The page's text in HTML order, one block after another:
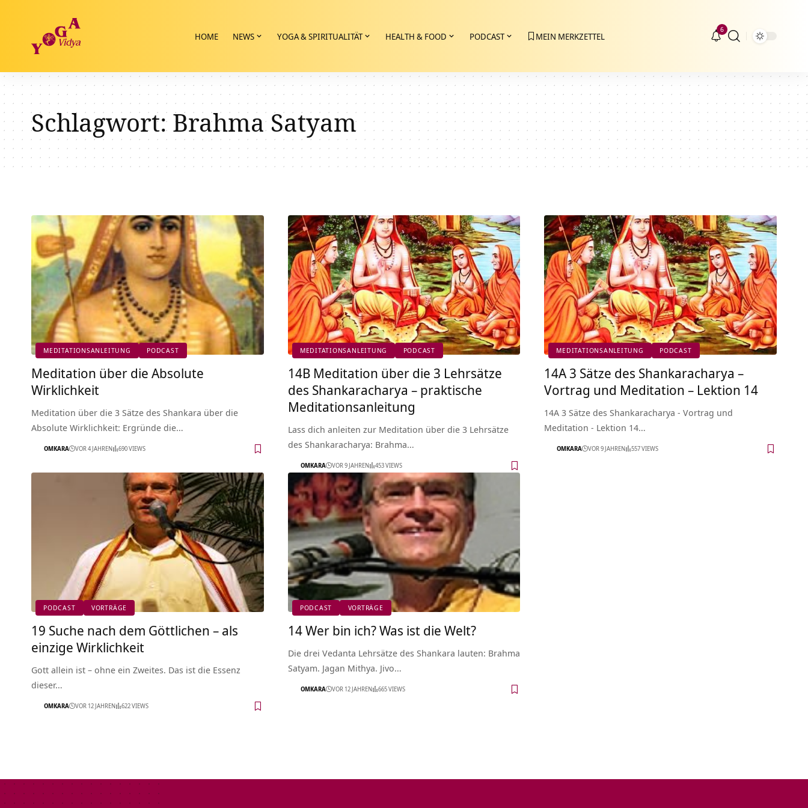
HOME NEWS YOGA & SPIRITUALITÄT HEALTH & FOOD PODCAST MEIN MERKZETTEL
6
Schlagwort:Brahma Satyam
MEDITATIONSANLEITUNG PODCAST
Meditation über die Absolute
Wirklichkeit
Meditation über die 3 Sätze des Shankara über die
Absolute Wirklichkeit: Ergründe die…
OMKARA VOR 4 JAHREN 690 VIEWS
MEDITATIONSANLEITUNG PODCAST
14B Meditation über die 3 Lehrsätze
des Shankaracharya – praktische
Meditationsanleitung
Lass dich anleiten zur Meditation über die 3 Lehrsätze
des Shankaracharya: Brahma…
OMKARA VOR 9 JAHREN 453 VIEWS
MEDITATIONSANLEITUNG PODCAST
14A 3 Sätze des Shankaracharya –
Vortrag und Meditation – Lektion 14
14A 3 Sätze des Shankaracharya - Vortrag und
Meditation - Lektion 14…
OMKARA VOR 9 JAHREN 557 VIEWS
PODCAST VORTRÄGE
19 Suche nach dem Göttlichen – als
einzige Wirklichkeit
Gott allein ist – ohne ein Zweites. Das ist die Essenz
dieser…
OMKARA VOR 12 JAHREN 622 VIEWS
PODCAST VORTRÄGE
14 Wer bin ich? Was ist die Welt?
Die drei Vedanta Lehrsätze des Shankara lauten: Brahma
Satyam. Jagan Mithya. Jivo…
OMKARA VOR 12 JAHREN 665 VIEWS